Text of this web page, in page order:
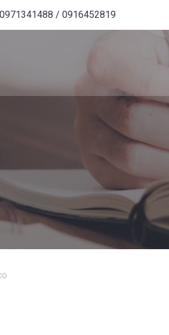
/ 0916452819